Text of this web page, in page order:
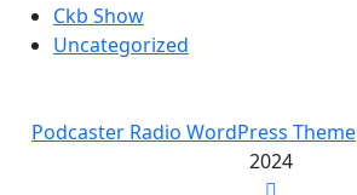
Ckb Show
Uncategorized
Podcaster Radio WordPress Theme
2024